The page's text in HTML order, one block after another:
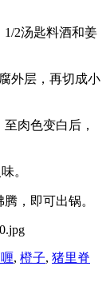
2汤匙料酒和姜
外层，再切成小
肉色变白后，
。
，即可出锅。
, 橙子, 猪里脊